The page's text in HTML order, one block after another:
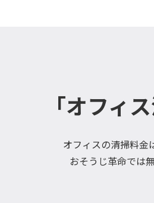
「オフィ
オフィスの清掃料金
おそうじ革命では